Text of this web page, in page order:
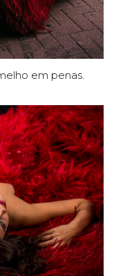
em penas.